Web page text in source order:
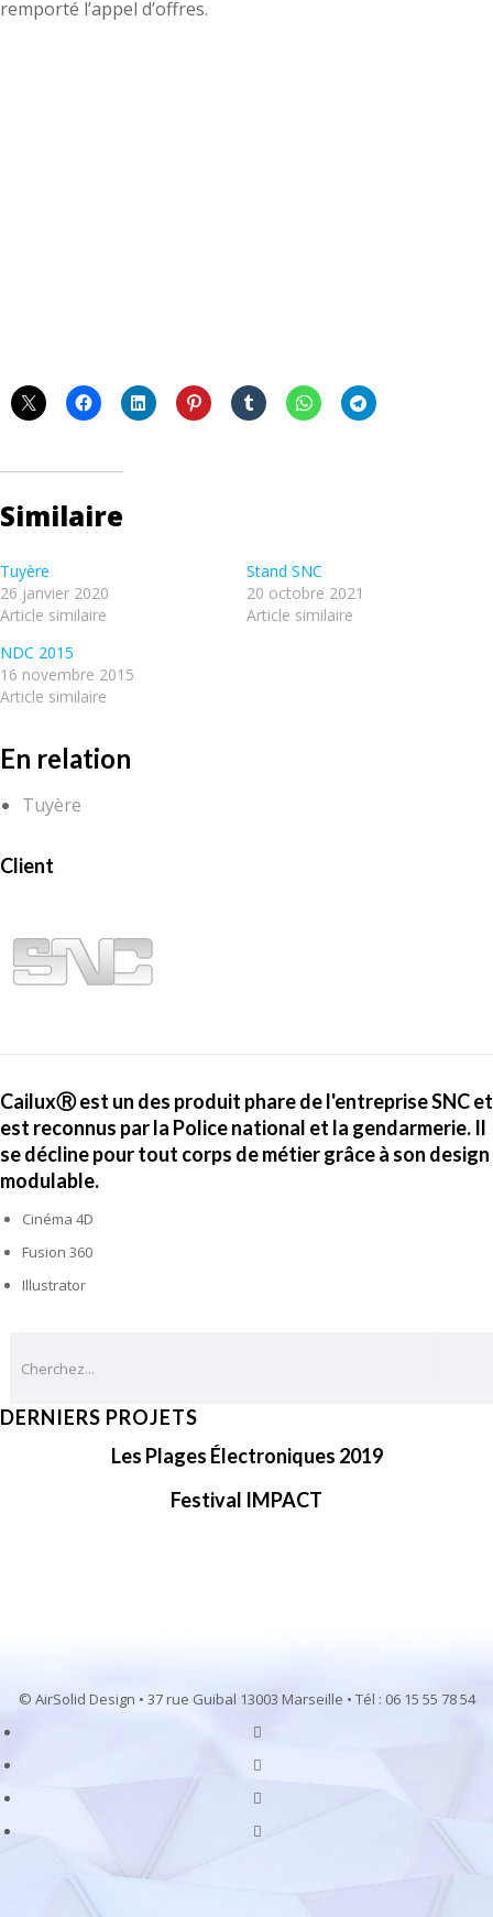
remporté l’appel d’offres.
Similaire
Tuyère
26 janvier 2020
Article similaire
Stand SNC
20 octobre 2021
Article similaire
NDC 2015
16 novembre 2015
Article similaire
En relation
Tuyère
Client
CailuxⓇ est un des produit phare de l'entreprise SNC et
est reconnus par la Police national et la gendarmerie. Il
se décline pour tout corps de métier grâce à son design
modulable.
Cinéma 4D
Fusion 360
Illustrator
DERNIERS PROJETS
Les Plages Électroniques 2019
Festival IMPACT
© AirSolid Design • 37 rue Guibal 13003 Marseille • Tél : 06 15 55 78 54